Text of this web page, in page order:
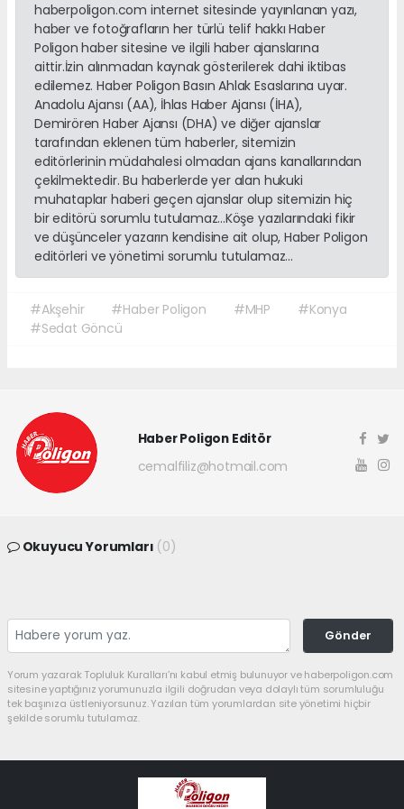
haberpoligon.com internet sitesinde yayınlanan yazı,
haber ve fotoğrafların her türlü telif hakkı Haber
Poligon haber sitesine ve ilgili haber ajanslarına
aittir.İzin alınmadan kaynak gösterilerek dahi iktibas
edilemez. Haber Poligon Basın Ahlak Esaslarına uyar.
Anadolu Ajansı (AA), İhlas Haber Ajansı (İHA),
Demirören Haber Ajansı (DHA) ve diğer ajanslar
tarafından eklenen tüm haberler, sitemizin
editörlerinin müdahalesi olmadan ajans kanallarından
çekilmektedir. Bu haberlerde yer alan hukuki
muhataplar haberi geçen ajanslar olup sitemizin hiç
bir editörü sorumlu tutulamaz...Köşe yazılarındaki fikir
ve düşünceler yazarın kendisine ait olup, Haber Poligon
editörleri ve yönetimi sorumlu tutulamaz...
#Akşehir #Haber Poligon #MHP
#Konya
#Sedat Göncü
Haber Poligon Editör
cemalfiliz@hotmail.com
Okuyucu Yorumları (0)
Gönder
Yorum yazarak Topluluk Kuralları’nı kabul etmiş bulunuyor ve haberpoligon.com
sitesine yaptığınız yorumunuzla ilgili doğrudan veya dolaylı tüm sorumluluğu
tek başınıza üstleniyorsunuz. Yazılan tüm yorumlardan site yönetimi hiçbir
şekilde sorumlu tutulamaz.